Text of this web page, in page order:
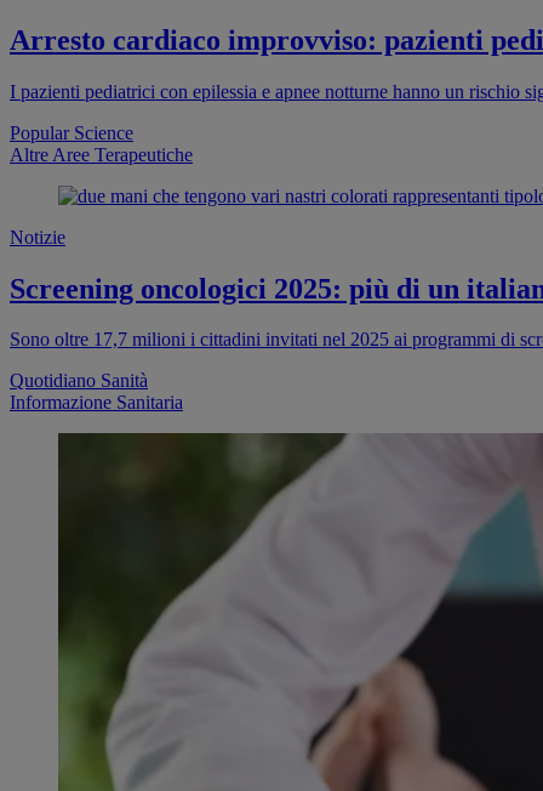
Arresto cardiaco improvviso: pazienti
I pazienti pediatrici con epilessia e apnee notturne hanno un
Popular Science
Altre Aree Terapeutiche
Notizie
Screening oncologici 2025: più di un
Sono oltre 17,7 milioni i cittadini invitati nel 2025 ai programmi di
Quotidiano Sanità
Informazione Sanitaria